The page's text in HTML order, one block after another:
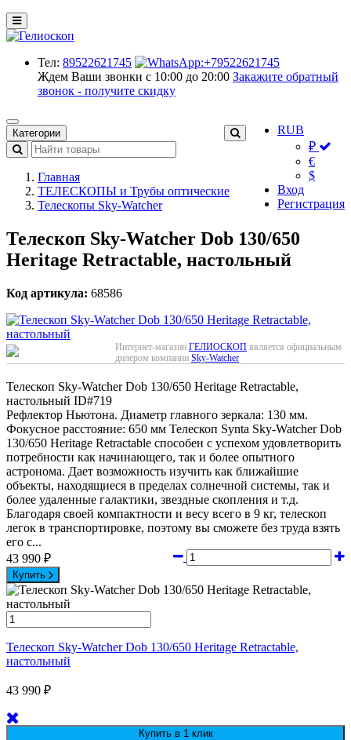
Тел: 89522621745
Ждем Ваши звонки с 10:00 до 20:00 Закажите обратный
звонок - получите скидку
RUB
₽
€
$
Вход
Регистрация
Категории
Главная
ТЕЛЕСКОПЫ и Трубы оптические
Телескопы Sky-Watcher
Телескоп Sky-Watcher Dob 130/650
Heritage Retractable, настольный
Код артикула: 68586
Интернет-магазин ГЕЛИОСКОП является официальным
дилером компании Sky-Watcher
Телескоп Sky-Watcher Dob 130/650 Heritage Retractable,
настольный ID#719
Рефлектор Ньютона. Диаметр главного зеркала: 130 мм.
Фокусное расстояние: 650 мм Телескоп Synta Sky-Watcher Dob
130/650 Heritage Retractable способен с успехом удовлетворить
потребности как начинающего, так и более опытного
астронома. Дает возможность изучить как ближайшие
объекты, находящиеся в пределах солнечной системы, так и
более удаленные галактики, звездные скопления и т.д.
Благодаря своей компактности и весу всего в 9 кг, телескоп
легок в транспортировке, поэтому вы сможете без труда взять
его с...
43 990 ₽
Купить
Телескоп Sky-Watcher Dob 130/650 Heritage Retractable,
настольный
43 990 ₽